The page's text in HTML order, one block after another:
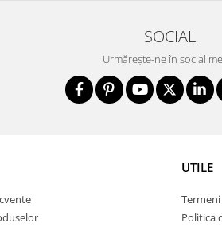
SOCIAL
Urmărește-ne în social
UTILE
Politica